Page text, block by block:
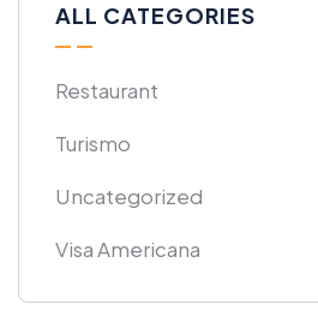
ALL CATEGORIES
Restaurant
Turismo
Uncategorized
Visa Americana